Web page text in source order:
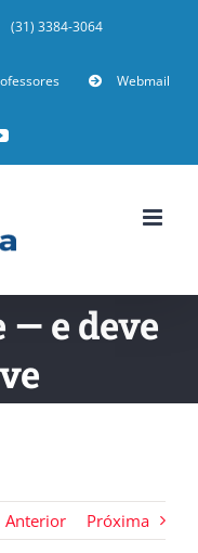
(31) 3384-3064
Webmail
— e deve
Anterior Próxima